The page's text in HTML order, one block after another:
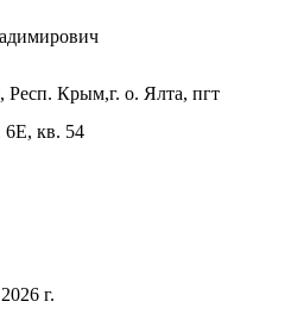
Респ. Крым,г. о. Ялта, пгт
6Е, кв. 54
г.